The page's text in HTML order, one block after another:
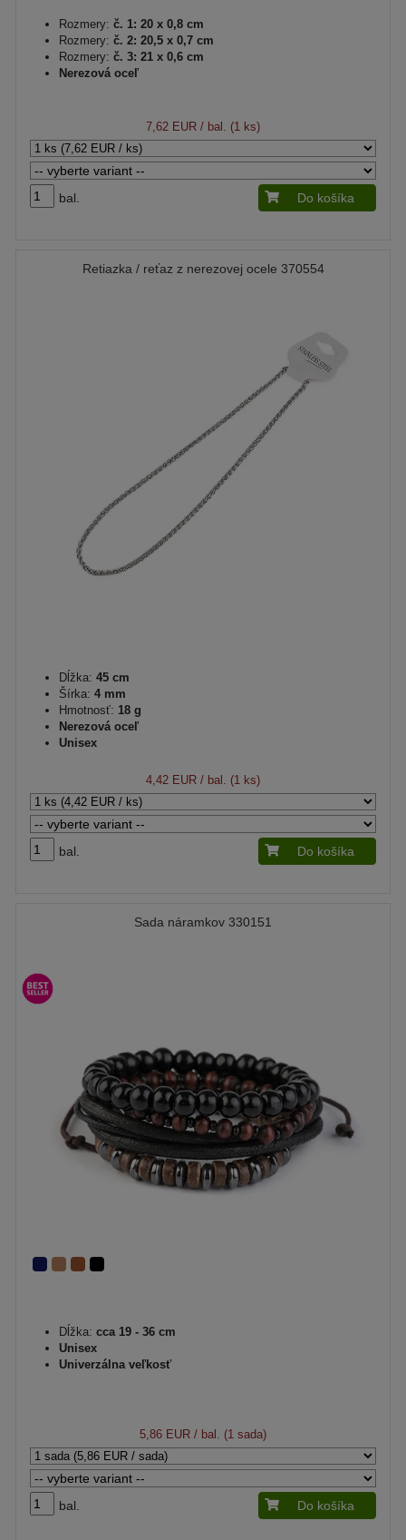
Rozmery: č. 1: 20 x 0,8 cm
Rozmery: č. 2: 20,5 x 0,7 cm
Rozmery: č. 3: 21 x 0,6 cm
Nerezová oceľ
7,62 EUR / bal. (1 ks)
bal. Do košíka
Retiazka / reťaz z nerezovej ocele 370554
Dĺžka: 45 cm
Šírka: 4 mm
Hmotnosť: 18 g
Nerezová oceľ
Unisex
4,42 EUR / bal. (1 ks)
bal. Do košíka
Sada náramkov 330151
Dĺžka: cca 19 - 36 cm
Unisex
Univerzálna veľkosť
5,86 EUR / bal. (1 sada)
bal. Do košíka